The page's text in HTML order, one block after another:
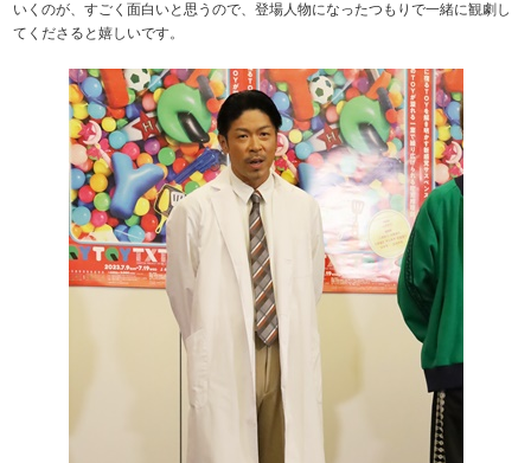
いくのが、すごく面白いと思うので、登場人物になったつもりで一緒に観劇し
てくださると嬉しいです。